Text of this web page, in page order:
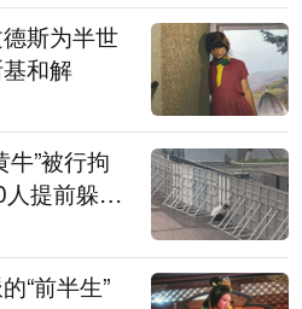
斯为半世
和解
”被行拘
提前躲进
混入观众
“前半生”